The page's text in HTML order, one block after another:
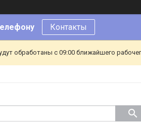
Контакты
обработаны с 09:00 ближайшего